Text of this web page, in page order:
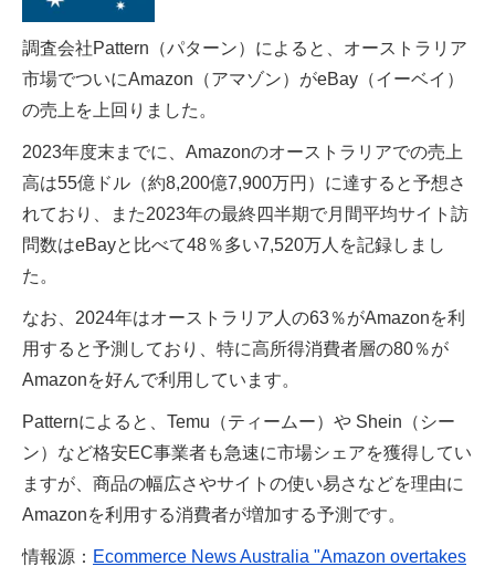
調査会社Pattern（パターン）によると、オーストラリア
市場でついにAmazon（アマゾン）がeBay（イーベイ）
の売上を上回りました。
2023年度末までに、Amazonのオーストラリアでの売上
高は55億ドル（約8,200億7,900万円）に達すると予想さ
れており、また2023年の最終四半期で月間平均サイト訪
問数はeBayと比べて48％多い7,520万人を記録しまし
た。
なお、2024年はオーストラリア人の63％がAmazonを利
用すると予測しており、特に高所得消費者層の80％が
Amazonを好んで利用しています。
Patternによると、Temu（ティームー）や Shein（シー
ン）など格安EC事業者も急速に市場シェアを獲得してい
ますが、商品の幅広さやサイトの使い易さなどを理由に
Amazonを利用する消費者が増加する予測です。
情報源： Ecommerce News Australia "Amazon overtakes